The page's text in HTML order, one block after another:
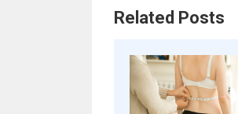
Related Posts